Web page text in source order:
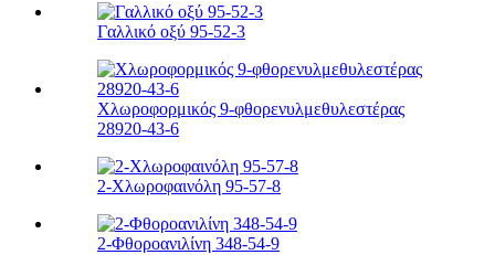
Γαλλικό οξύ 95-52-3
Χλωροφορμικός 9-φθορενυλμεθυλεστέρας
28920-43-6
2-Χλωροφαινόλη 95-57-8
2-Φθοροανιλίνη 348-54-9